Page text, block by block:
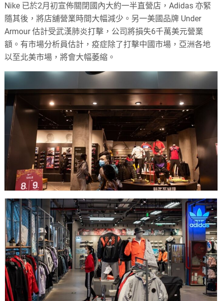
Nike 已於2月初宣佈關閉國內大約一半直營店，Adidas 亦緊
隨其後，將店舖營業時間大幅減少。另一美國品牌 Under
Armour 估計受武漢肺炎打擊，公司將損失6千萬美元營業
額。有市場分析員估計，疫症除了打擊中國市場，亞洲各地
以至北美市場，將會大幅萎縮。